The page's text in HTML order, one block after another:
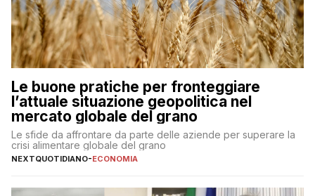
Le buone pratiche per fronteggiare
l’attuale situazione geopolitica nel
mercato globale del grano
Le sfide da affrontare da parte delle aziende per superare la
crisi alimentare globale del grano
NEXTQUOTIDIANO-ECONOMIA